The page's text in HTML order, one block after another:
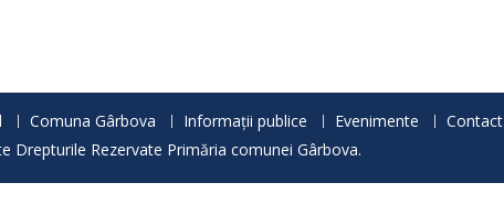
Comuna Gârbova Informații publice Evenimente Contact
Drepturile Rezervate Primăria comunei Gârbova.